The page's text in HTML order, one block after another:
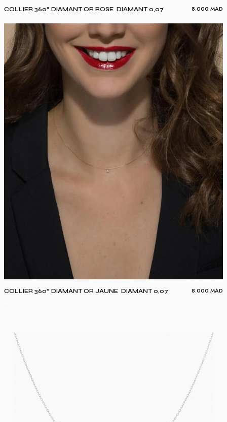
COLLIER 360° DIAMANT OR ROSE DIAMANT 0,07 8.000 MAD
COLLIER 360° DIAMANT OR JAUNE DIAMANT 0,07 8.000 MAD